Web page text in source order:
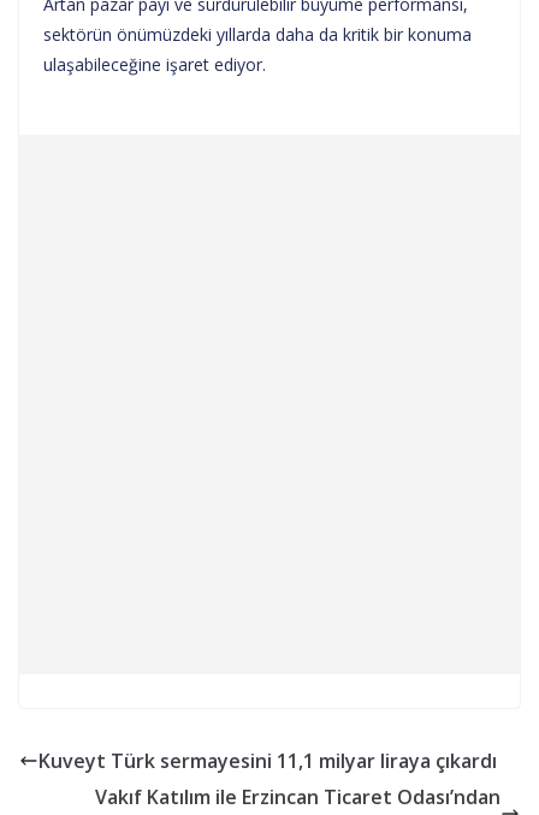
sektörün önümüzdeki yıllarda daha da kritik bir konuma
ulaşabileceğine işaret ediyor.
Kuveyt Türk sermayesini 11,1 milyar liraya çıkardı
Vakıf Katılım ile Erzincan Ticaret Odası’ndan